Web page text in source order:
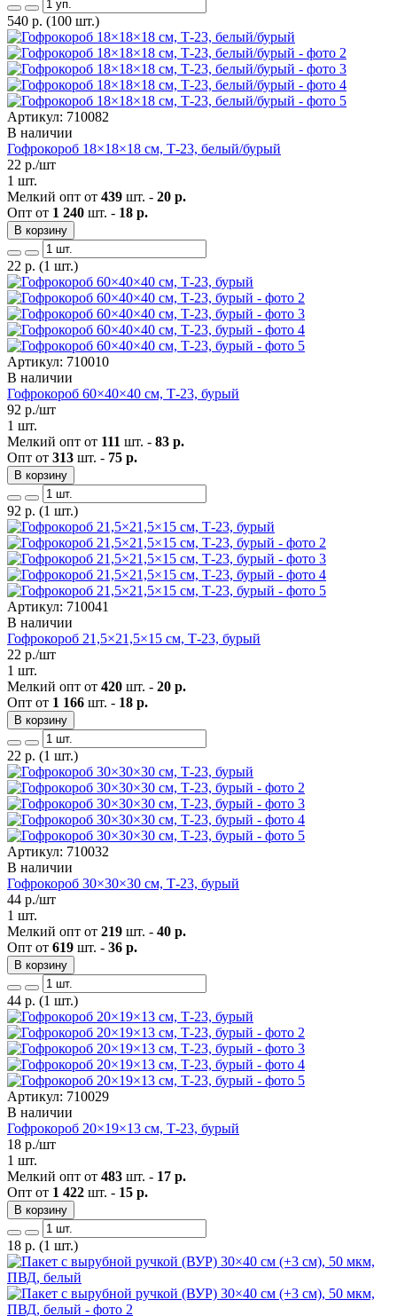
540 р. (100 шт.)
Артикул: 710082
В наличии
Гофрокороб 18×18×18 см, Т-23, белый/бурый
22 р./шт
1 шт.
Мелкий опт от 439 шт. - 20 р.
Опт от 1 240 шт. - 18 р.
В корзину
22 р. (1 шт.)
Артикул: 710010
В наличии
Гофрокороб 60×40×40 см, Т-23, бурый
92 р./шт
1 шт.
Мелкий опт от 111 шт. - 83 р.
Опт от 313 шт. - 75 р.
В корзину
92 р. (1 шт.)
Артикул: 710041
В наличии
Гофрокороб 21,5×21,5×15 см, Т-23, бурый
22 р./шт
1 шт.
Мелкий опт от 420 шт. - 20 р.
Опт от 1 166 шт. - 18 р.
В корзину
22 р. (1 шт.)
Артикул: 710032
В наличии
Гофрокороб 30×30×30 см, Т-23, бурый
44 р./шт
1 шт.
Мелкий опт от 219 шт. - 40 р.
Опт от 619 шт. - 36 р.
В корзину
44 р. (1 шт.)
Артикул: 710029
В наличии
Гофрокороб 20×19×13 см, Т-23, бурый
18 р./шт
1 шт.
Мелкий опт от 483 шт. - 17 р.
Опт от 1 422 шт. - 15 р.
В корзину
18 р. (1 шт.)